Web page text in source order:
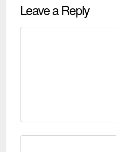
Leave a Reply